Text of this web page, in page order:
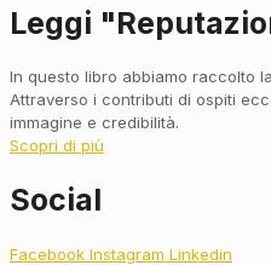
Leggi
In questo libro abbiamo raccolto
Attraverso i contributi di ospiti
immagine e credibilità.
Scopri di più
Social
Facebook Instagram Linkedin